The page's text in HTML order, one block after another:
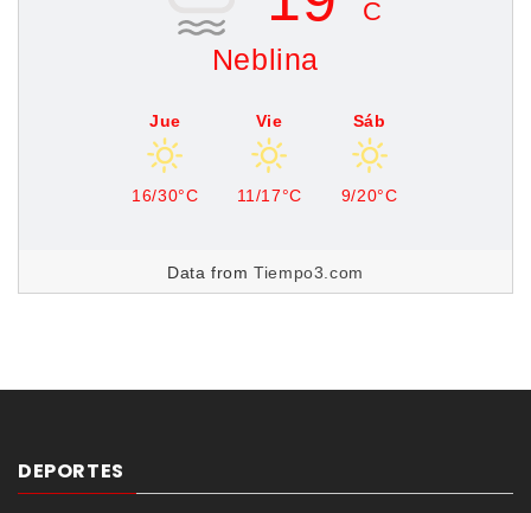
C
Neblina
Jue
16/30°C
Vie
11/17°C
Sáb
9/20°C
Data fromTiempo3.com
DEPORTES